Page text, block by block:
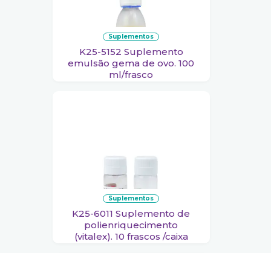
suplementos
K25-5152 Suplemento
emulsão gema de ovo. 100
ml/frasco
suplementos
K25-6011 Suplemento de
polienriquecimento
(vitalex). 10 frascos /caixa